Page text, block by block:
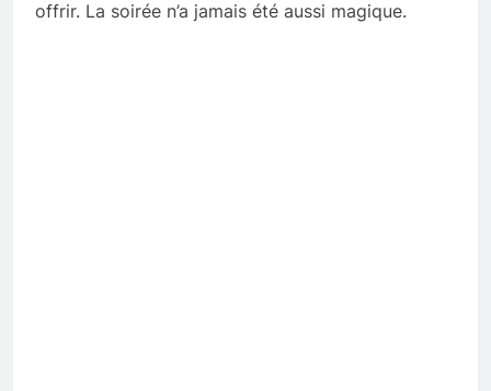
offrir. La soirée n’a jamais été aussi magique.